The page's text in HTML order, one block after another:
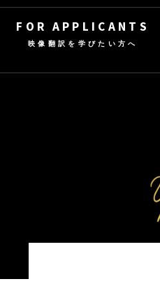
FOR APPLICANTS
映像翻訳を学びたい方へ